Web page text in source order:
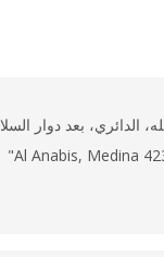
الدائري، بعد دوار
Al Anabis, Medina